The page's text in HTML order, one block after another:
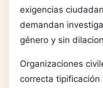
exigencias
demandan
género y sin
Organizaciones
correcta